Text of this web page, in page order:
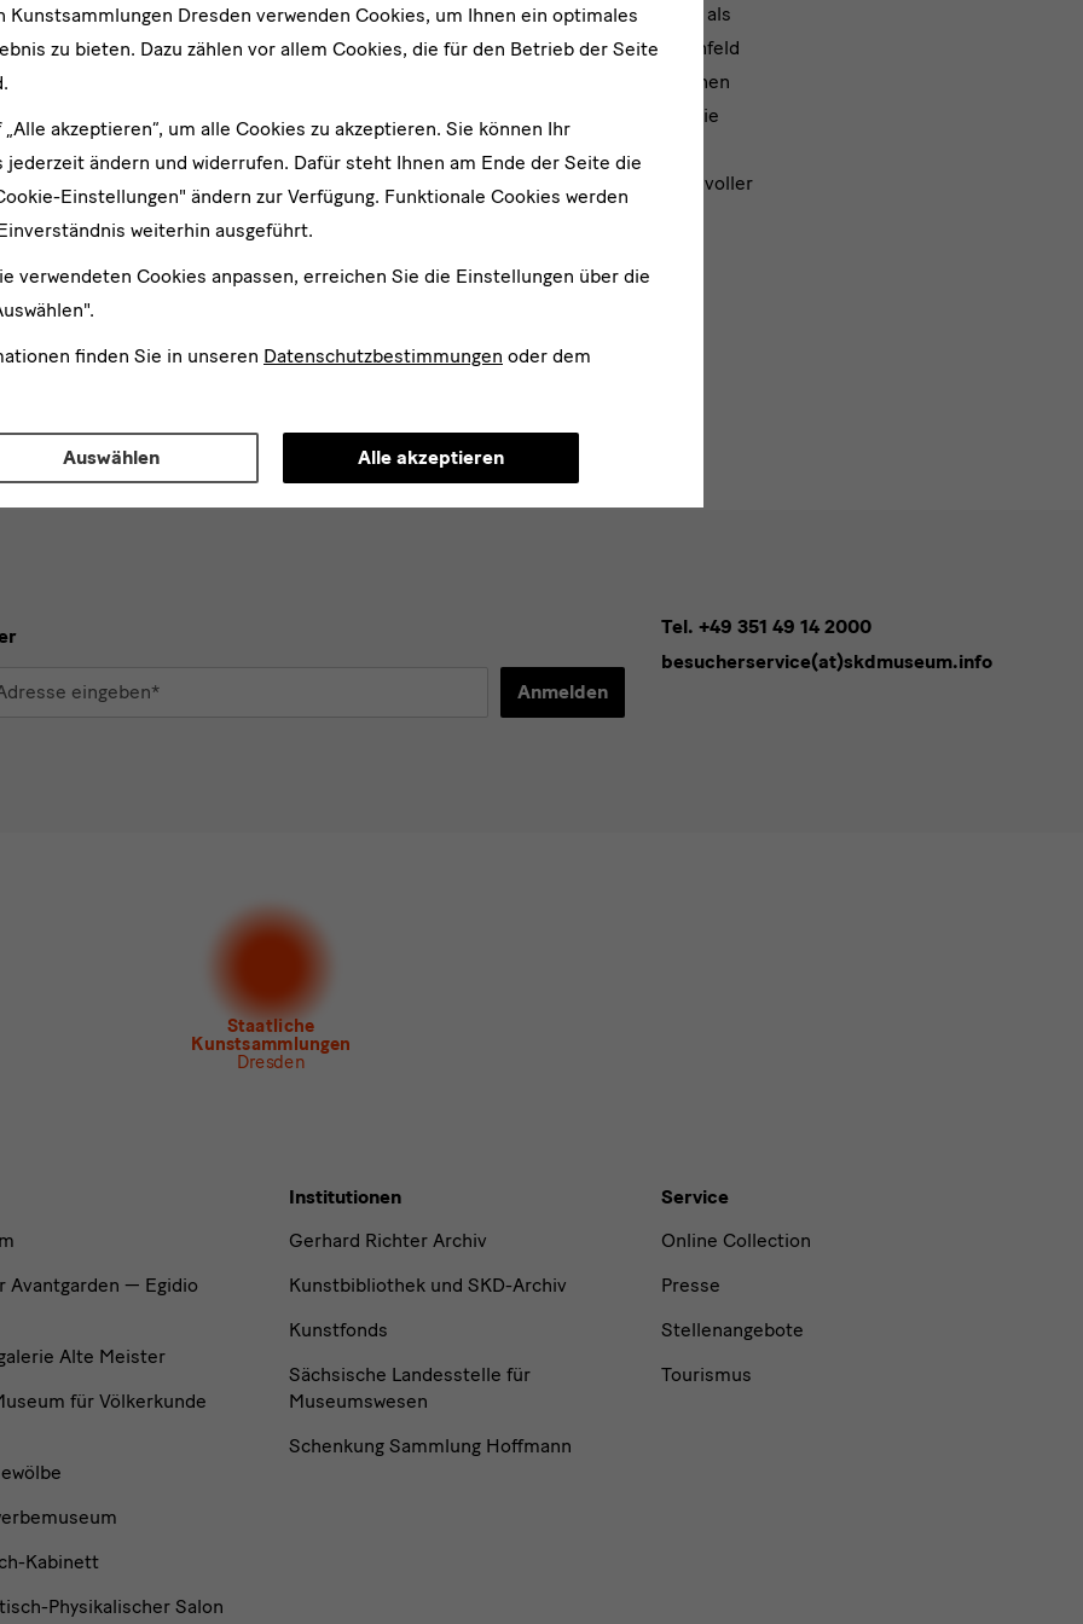
Besuch des Vereins der Freunde des Kupferstich-Kabinetts in Bern ist bis heute als
wacher Erinnerung geblieben. Erst im letzten Jahr bereicherte Eberhard W. Kornfeld
im Kabinett mit der Schenkung eines als Lithografie entstandenen
aus dem Jahr 1896/97 und erfüllte damit einen lang gehegten Wunsch. Die
außerordentlich generösen Förderer und hoch geschätzten Freund in ehrenvoller
Kunstsammlungen Dresden verwenden Cookies, um Ihnen ein optimales
zu bieten. Dazu zählen vor allem Cookies, die für den Betrieb der Seite
akzeptieren“, um alle Cookies zu akzeptieren. Sie können Ihr
jederzeit ändern und widerrufen. Dafür steht Ihnen am Ende der Seite die
Einstellungen" ändern zur Verfügung. Funktionale Cookies werden
weiterhin ausgeführt.
verwendeten Cookies anpassen, erreichen Sie die Einstellungen über die
finden Sie in unseren Datenschutzbestimmungen oder dem
Auswählen Alle akzeptieren
Anmelden
der Staatlichen Kunstsammlungen Dresden
Museum für Sächsische Volkskunst
Tel. +49 351 49 14 2000
besucherservice(at)skdmuseum.info
Staatliche
Kunstsammlungen
Dresden
Avantgarden — Egidio
Alte Meister
für Völkerkunde
Kabinett
Physikalischer Salon
Institutionen
Gerhard Richter Archiv
Kunstbibliothek und SKD-Archiv
Kunstfonds
Sächsische Landesstelle für
Museumswesen
Schenkung Sammlung Hoffmann
Service
Online Collection
Presse
Stellenangebote
Tourismus